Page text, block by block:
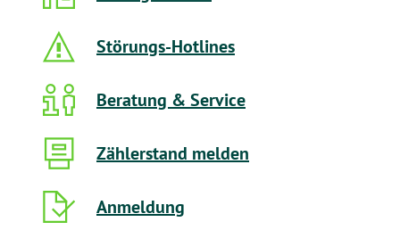
Störungs-Hotlines
Beratung & Service
Zählerstand melden
Anmeldung